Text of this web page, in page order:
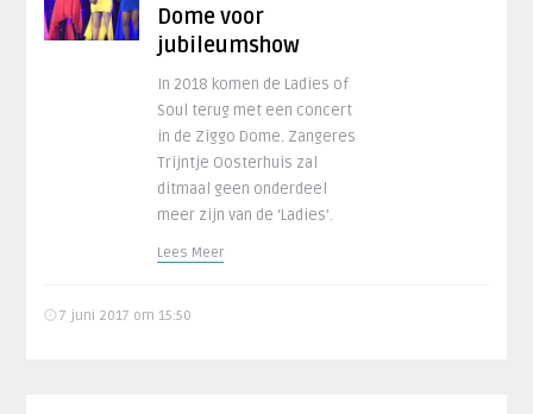
Dome voor
jubileumshow
In 2018 komen de Ladies of
Soul terug met een concert
in de Ziggo Dome. Zangeres
Trijntje Oosterhuis zal
ditmaal geen onderdeel
meer zijn van de ‘Ladies’.
Lees Meer
7 juni 2017 om 15:50